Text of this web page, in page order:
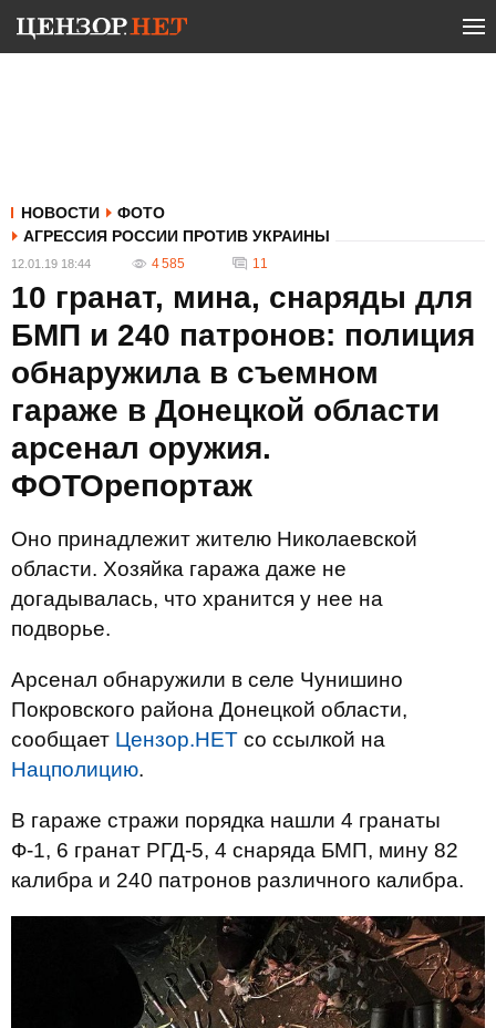
НОВОСТИ
ФОТО
АГРЕССИЯ РОССИИ ПРОТИВ УКРАИНЫ
12.01.19 18:44 4 585 11
10 гранат, мина, снаряды для
БМП и 240 патронов: полиция
обнаружила в съемном
гараже в Донецкой области
арсенал оружия.
ФОТОрепортаж
Оно принадлежит жителю Николаевской
области. Хозяйка гаража даже не
догадывалась, что хранится у нее на
подворье.
Арсенал обнаружили в селе Чунишино
Покровского района Донецкой области,
сообщает Цензор.НЕТ со ссылкой на
Нацполицию.
В гараже стражи порядка нашли 4 гранаты
Ф-1, 6 гранат РГД-5, 4 снаряда БМП, мину 82
калибра и 240 патронов различного калибра.